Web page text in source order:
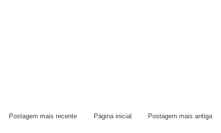
Postagem mais recente Postagem mais antiga
Página inicial